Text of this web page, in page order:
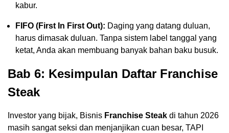
kabur.
FIFO (First In First Out): Daging yang datang duluan,
harus dimasak duluan. Tanpa sistem label tanggal yang
ketat, Anda akan membuang banyak bahan baku busuk.
Bab 6: Kesimpulan Daftar Franchise
Steak
Investor yang bijak, Bisnis Franchise Steak di tahun 2026
masih sangat seksi dan menjanjikan cuan besar, TAPI